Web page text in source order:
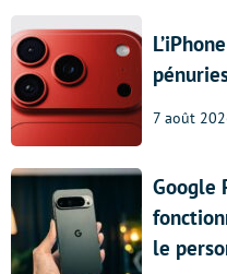
7 août
Google
le